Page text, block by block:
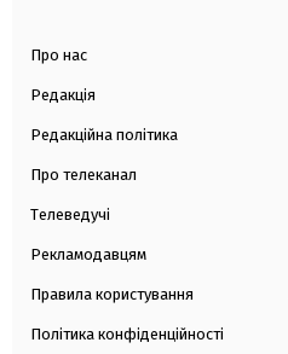
Про нас
Редакція
Редакційна політика
Про телеканал
Телеведучі
Рекламодавцям
Правила користування
Політика конфіденційності